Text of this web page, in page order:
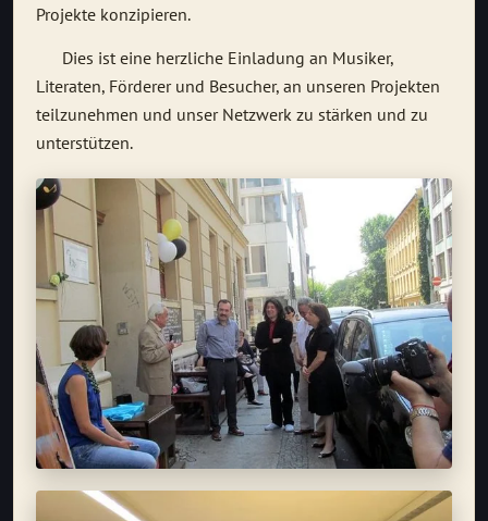
Projekte konzipieren.
Dies ist eine herzliche Einladung an Musiker,
Literaten, Förderer und Besucher, an unseren Projekten
teilzunehmen und unser Netzwerk zu stärken und zu
unterstützen.